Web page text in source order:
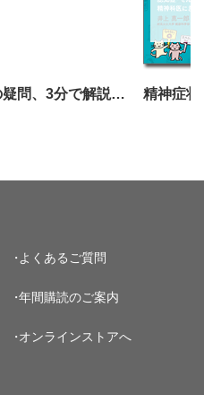
精神症状をもつ人へのケアの疑問、3分で解説します！
よくあるご質問
年間購読のご案内
オンラインストアへ